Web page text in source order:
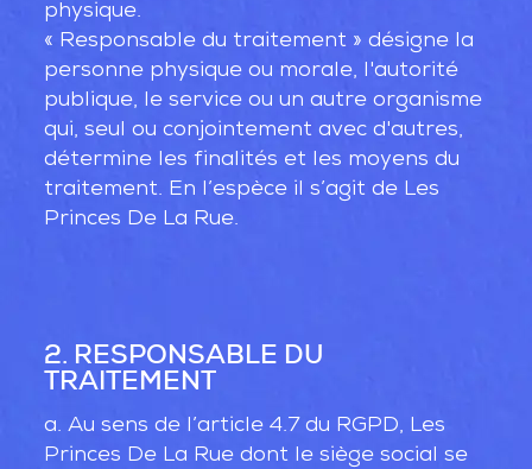
physique.
« Responsable du traitement » désigne la
personne physique ou morale, l'autorité
publique, le service ou un autre organisme
qui, seul ou conjointement avec d'autres,
détermine les finalités et les moyens du
traitement. En l’espèce il s’agit de Les
Princes De La Rue.
2. RESPONSABLE DU
TRAITEMENT
a. Au sens de l’article 4.7 du RGPD, Les
Princes De La Rue dont le siège social se